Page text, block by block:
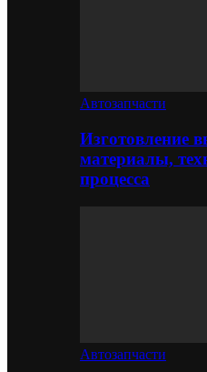
Автозапчасти
Изготовление
материалы,
процесса
Автозапчасти